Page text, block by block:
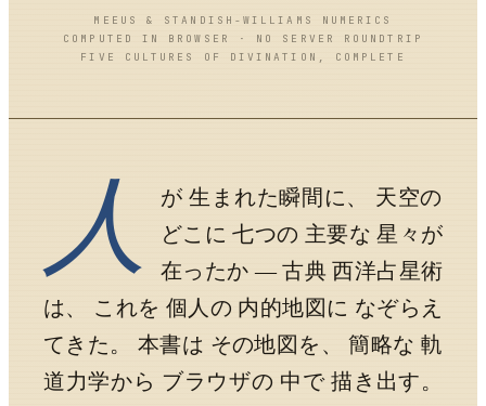
MEEUS & STANDISH-WILLIAMS NUMERICS
COMPUTED IN BROWSER · NO SERVER ROUNDTRIP
FIVE CULTURES OF DIVINATION, COMPLETE
人
が 生まれた瞬間に、 天空の
どこに 七つの 主要な 星々が
在ったか — 古典 西洋占星術
は、 これを 個人の 内的地図に なぞらえ
てきた。 本書は その地図を、 簡略な 軌
道力学から ブラウザの 中で 描き出す。